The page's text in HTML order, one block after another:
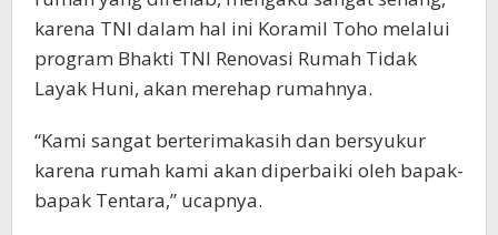
karena TNI dalam hal ini Koramil Toho melalui
program Bhakti TNI Renovasi Rumah Tidak
Layak Huni, akan merehap rumahnya.
“Kami sangat berterimakasih dan bersyukur
karena rumah kami akan diperbaiki oleh bapak-
bapak Tentara,” ucapnya.